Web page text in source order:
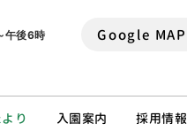
午後6時
Google MAP
り 入園案内
採用情報